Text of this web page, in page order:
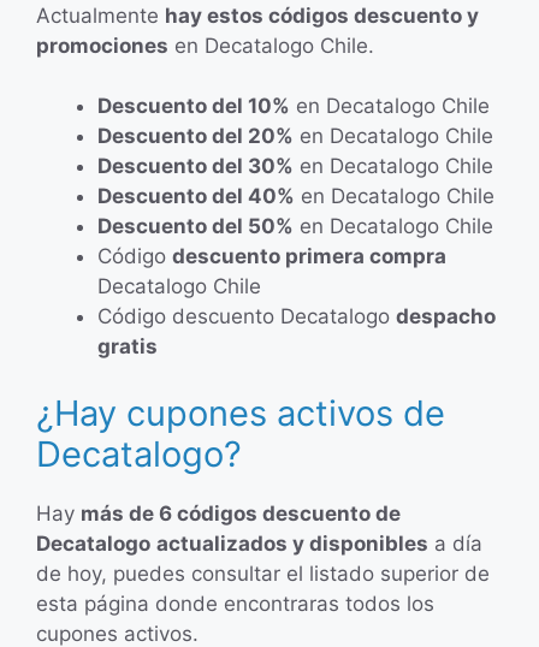
Actualmente hay estos códigos descuento y
promociones en Decatalogo Chile.
Descuento del 10% en Decatalogo Chile
Descuento del 20% en Decatalogo Chile
Descuento del 30% en Decatalogo Chile
Descuento del 40% en Decatalogo Chile
Descuento del 50% en Decatalogo Chile
Código descuento primera compra
Decatalogo Chile
Código descuento Decatalogo despacho
gratis
¿Hay cupones activos de
Decatalogo?
Hay más de 6 códigos descuento de
Decatalogo actualizados y disponibles a día
de hoy, puedes consultar el listado superior de
esta página donde encontraras todos los
cupones activos.